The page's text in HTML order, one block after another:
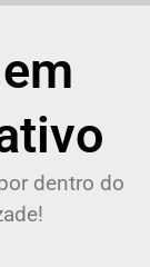
dentro do